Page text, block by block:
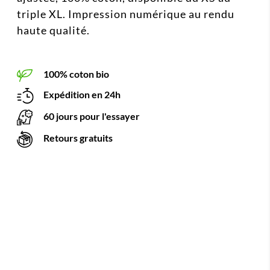
triple XL. Impression numérique au rendu
haute qualité.
100% coton bio
Expédition en 24h
60 jours pour l'essayer
Retours gratuits